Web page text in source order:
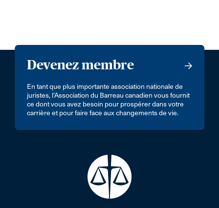
Devenez membre
En tant que plus importante association nationale de
juristes, l’Association du Barreau canadien vous fournit
ce dont vous avez besoin pour prospérer dans votre
carrière et pour faire face aux changements de vie.